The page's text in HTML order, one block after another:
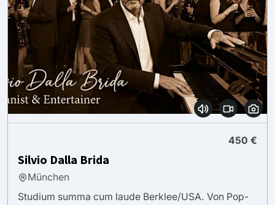
450 €
Silvio Dalla Brida
München
Studium summa cum laude Berklee/USA. Von Pop-